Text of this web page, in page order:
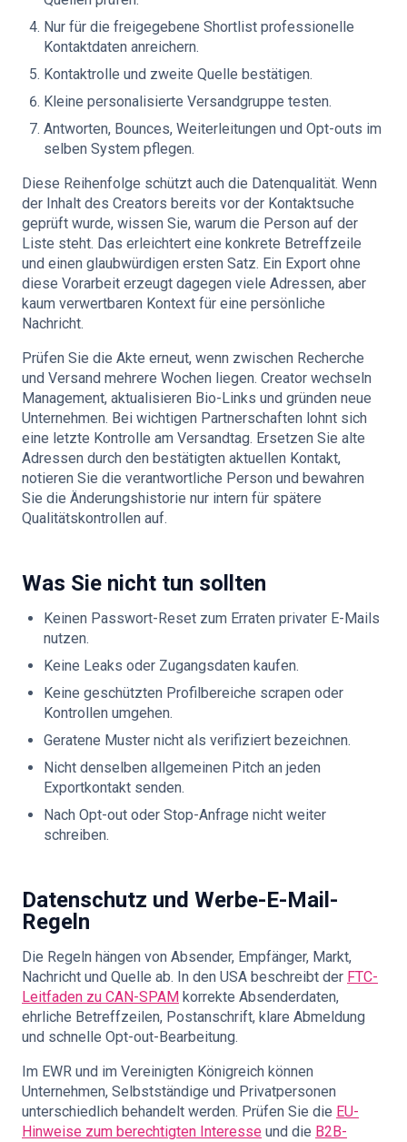
Nur für die freigegebene Shortlist professionelle
Kontaktdaten anreichern.
Kontaktrolle und zweite Quelle bestätigen.
Kleine personalisierte Versandgruppe testen.
Antworten, Bounces, Weiterleitungen und Opt-outs im
selben System pflegen.
Diese Reihenfolge schützt auch die Datenqualität. Wenn
der Inhalt des Creators bereits vor der Kontaktsuche
geprüft wurde, wissen Sie, warum die Person auf der
Liste steht. Das erleichtert eine konkrete Betreffzeile
und einen glaubwürdigen ersten Satz. Ein Export ohne
diese Vorarbeit erzeugt dagegen viele Adressen, aber
kaum verwertbaren Kontext für eine persönliche
Nachricht.
Prüfen Sie die Akte erneut, wenn zwischen Recherche
und Versand mehrere Wochen liegen. Creator wechseln
Management, aktualisieren Bio-Links und gründen neue
Unternehmen. Bei wichtigen Partnerschaften lohnt sich
eine letzte Kontrolle am Versandtag. Ersetzen Sie alte
Adressen durch den bestätigten aktuellen Kontakt,
notieren Sie die verantwortliche Person und bewahren
Sie die Änderungshistorie nur intern für spätere
Qualitätskontrollen auf.
Was Sie nicht tun sollten
Keinen Passwort-Reset zum Erraten privater E-Mails
nutzen.
Keine Leaks oder Zugangsdaten kaufen.
Keine geschützten Profilbereiche scrapen oder
Kontrollen umgehen.
Geratene Muster nicht als verifiziert bezeichnen.
Nicht denselben allgemeinen Pitch an jeden
Exportkontakt senden.
Nach Opt-out oder Stop-Anfrage nicht weiter
schreiben.
Datenschutz und Werbe-E-Mail-
Regeln
Die Regeln hängen von Absender, Empfänger, Markt,
Nachricht und Quelle ab. In den USA beschreibt der FTC-
Leitfaden zu CAN-SPAM korrekte Absenderdaten,
ehrliche Betreffzeilen, Postanschrift, klare Abmeldung
und schnelle Opt-out-Bearbeitung.
Im EWR und im Vereinigten Königreich können
Unternehmen, Selbstständige und Privatpersonen
unterschiedlich behandelt werden. Prüfen Sie die EU-
Hinweise zum berechtigten Interesse und die B2B-